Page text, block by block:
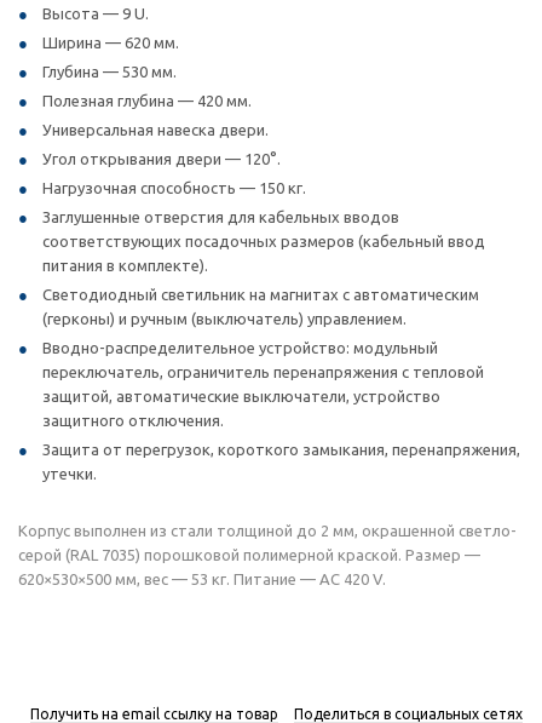
Высота — 9 U.
Ширина — 620 мм.
Глубина — 530 мм.
Полезная глубина — 420 мм.
Универсальная навеска двери.
Угол открывания двери — 120°.
Нагрузочная способность — 150 кг.
Заглушенные отверстия для кабельных вводов
соответствующих посадочных размеров (кабельный ввод
питания в комплекте).
Светодиодный светильник на магнитах с автоматическим
(герконы) и ручным (выключатель) управлением.
Вводно-распределительное устройство: модульный
переключатель, ограничитель перенапряжения с тепловой
защитой, автоматические выключатели, устройство
защитного отключения.
Защита от перегрузок, короткого замыкания, перенапряжения,
утечки.
Корпус выполнен из стали толщиной до 2 мм, окрашенной светло-
серой (RAL 7035) порошковой полимерной краской. Размер —
620×530×500 мм, вес — 53 кг. Питание — AC 420 V.
Получить на email ссылку на товар Поделиться в социальных сетях